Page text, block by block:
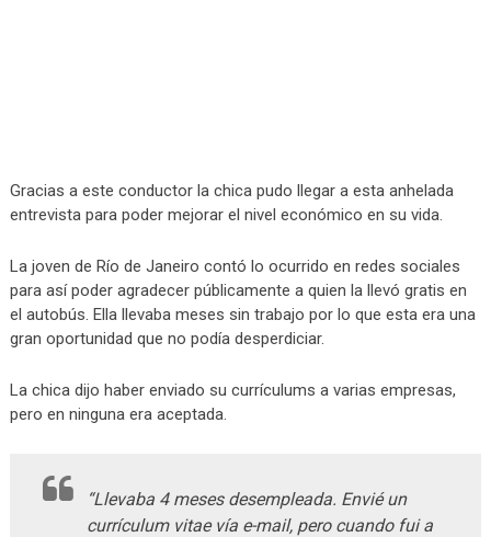
Gracias a este conductor la chica pudo llegar a esta anhelada
entrevista para poder mejorar el nivel económico en su vida.
La joven de Río de Janeiro contó lo ocurrido en redes sociales
para así poder agradecer públicamente a quien la llevó gratis en
el autobús. Ella llevaba meses sin trabajo por lo que esta era una
gran oportunidad que no podía desperdiciar.
La chica dijo haber enviado su currículums a varias empresas,
pero en ninguna era aceptada.
“Llevaba 4 meses desempleada. Envié un
currículum vitae vía e-mail, pero cuando fui a